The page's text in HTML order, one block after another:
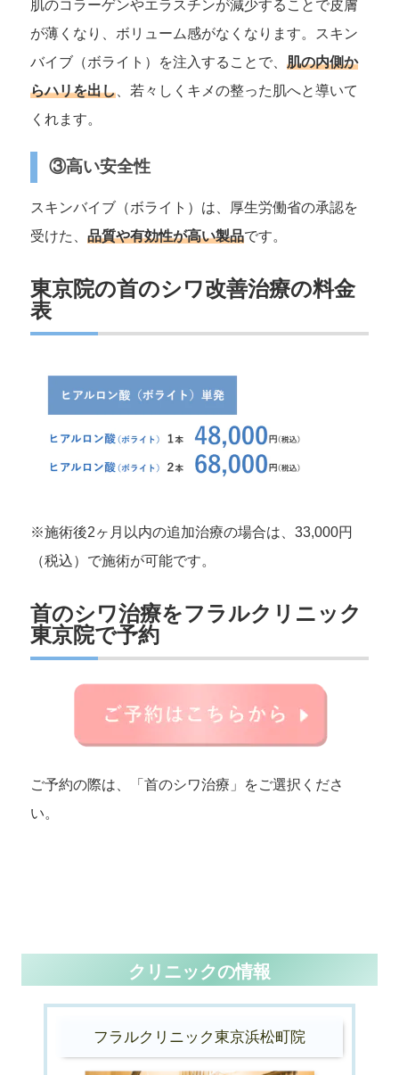
肌のコラーゲンやエラスチンが減少することで皮膚
が薄くなり、ボリューム感がなくなります。スキン
バイブ（ボライト）を注入することで、 肌の内側か
らハリを出し、若々しくキメの整った肌へと導いて
くれます。
③高い安全性
スキンバイブ（ボライト）は、厚生労働省の承認を
受けた、 品質や有効性が高い製品です。
東京院の首のシワ改善治療の料金
表
※施術後2ヶ月以内の追加治療の場合は、33,000円
（税込）で施術が可能です。
首のシワ治療をフラルクリニック
東京院で予約
ご予約の際は、「首のシワ治療」をご選択くださ
い。
クリニックの情報
フラルクリニック東京浜松町院